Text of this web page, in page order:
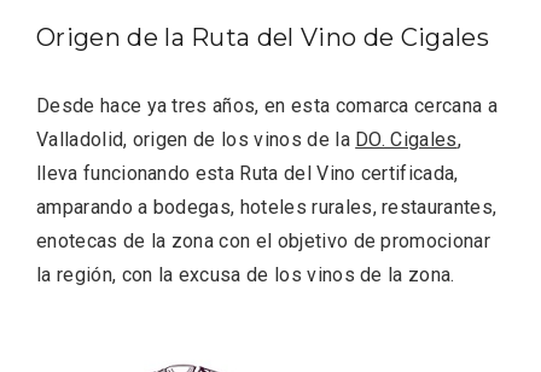
Origen de la Ruta del Vino de Cigales
Desde hace ya tres años, en esta comarca cercana a
Valladolid, origen de los vinos de la DO. Cigales,
lleva funcionando esta Ruta del Vino certificada,
amparando a bodegas, hoteles rurales, restaurantes,
enotecas de la zona con el objetivo de promocionar
la región, con la excusa de los vinos de la zona.